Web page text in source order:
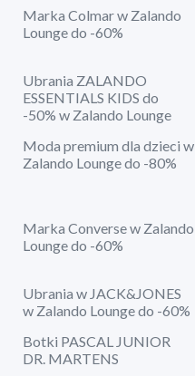
Marka Colmar w Zalando
Lounge do -60%
Ubrania ZALANDO
ESSENTIALS KIDS do
-50% w Zalando Lounge
Moda premium dla dzieci w
Zalando Lounge do -80%
Marka Converse w Zalando
Lounge do -60%
Ubrania w JACK&JONES
w Zalando Lounge do -60%
Botki PASCAL JUNIOR
DR. MARTENS